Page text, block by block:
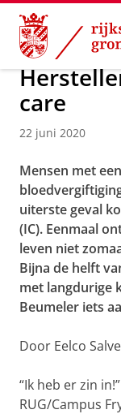
Skip
Content
Skip
Navigation
Over ons
care
22 juni 2020
Mensen met
uiterste geval
(IC). Eenmaal
leven niet
Bijna de helft
met langdurige
Beumeler iets
Door Eelco
“Ik heb er zin
RUG/Campus